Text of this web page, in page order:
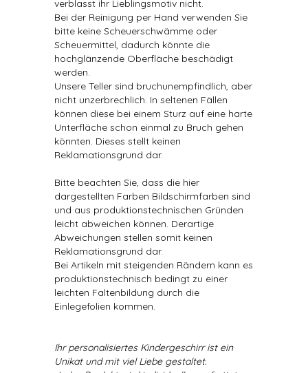
verblasst ihr Lieblingsmotiv nicht.
Bei der Reinigung per Hand verwenden Sie
bitte keine Scheuerschwämme oder
Scheuermittel, dadurch könnte die
hochglänzende Oberfläche beschädigt
werden.
Unsere Teller sind bruchunempfindlich, aber
nicht unzerbrechlich. In seltenen Fällen
können diese bei einem Sturz auf eine harte
Unterfläche schon einmal zu Bruch gehen
könnten. Dieses stellt keinen
Reklamationsgrund dar.
Bitte beachten Sie, dass die hier
dargestellten Farben Bildschirmfarben sind
und aus produktionstechnischen Gründen
leicht abweichen können. Derartige
Abweichungen stellen somit keinen
Reklamationsgrund dar.
Bei Artikeln mit steigenden Rändern kann es
produktionstechnisch bedingt zu einer
leichten Faltenbildung durch die
Einlegefolien kommen.
Ihr personalisiertes Kindergeschirr ist ein
Unikat und mit viel Liebe gestaltet.